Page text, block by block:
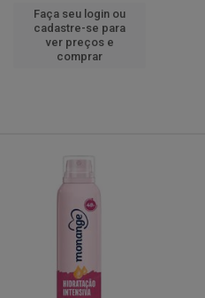
Faça seu login ou
cadastre-se para
ver preços e
comprar